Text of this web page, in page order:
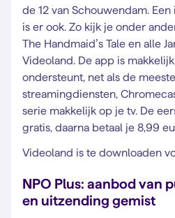
de 12 van Schouwendam.
is er ook. Zo kijk je onder
The Handmaid’s Tale en alle
Videoland. De app is
ondersteunt, net als de
streamingdiensten,
serie makkelijk op je tv. De
gratis, daarna betaal je 8,99
Videoland is te downloaden
NPO Plus: aanbod van
en uitzending gemist